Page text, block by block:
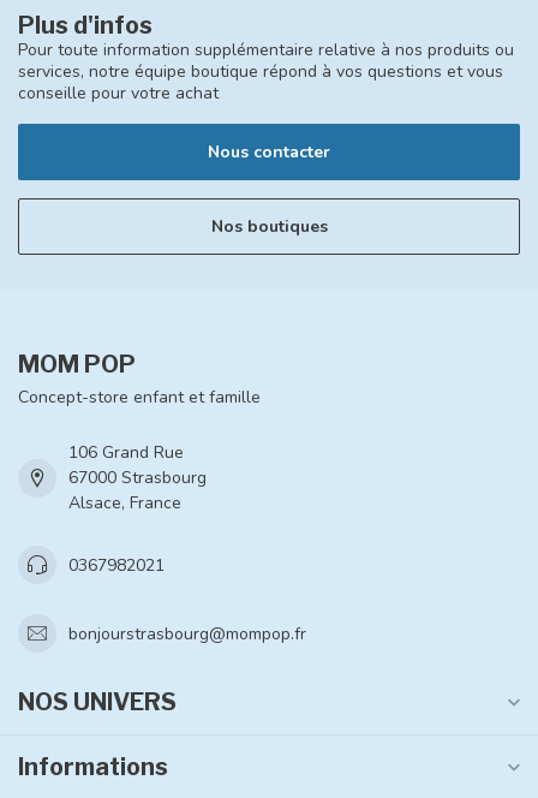
Plus d'infos
Pour toute information supplémentaire relative à nos produits ou
services, notre équipe boutique répond à vos questions et vous
conseille pour votre achat
Nous contacter
Nos boutiques
MOM POP
Concept-store enfant et famille
106 Grand Rue
67000 Strasbourg
Alsace, France
0367982021
bonjourstrasbourg@mompop.fr
NOS UNIVERS
Informations